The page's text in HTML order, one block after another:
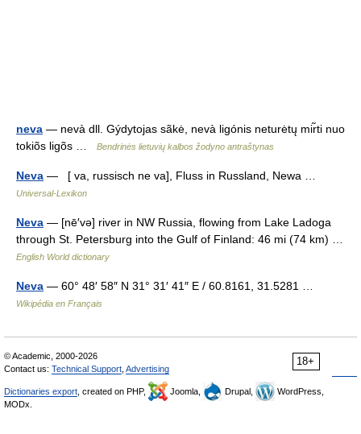
neva — nevà dll. Gýdytojas sãkė, nevà ligónis neturėtų mir̃ti nuo
tokiõs ligõs …
Bendrinės lietuvių kalbos žodyno antraštynas
Neva — [ va, russisch ne va], Fluss in Russland, Newa …
Universal-Lexikon
Neva — [nē′və] river in NW Russia, flowing from Lake Ladoga
through St. Petersburg into the Gulf of Finland: 46 mi (74 km) …
English World dictionary
Neva — 60° 48′ 58″ N 31° 31′ 41″ E / 60.8161, 31.5281 …
Wikipédia en Français
18+
© Academic, 2000-2026
Contact us: Technical Support Advertising
Dictionaries export , created on PHP, Joomla, Drupal,
WordPress,
MODx.